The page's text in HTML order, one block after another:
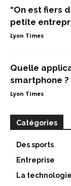
“On est fiers
petite
Lyon Times
Quelle
smartphone
Lyon Times
Catégories
Des sports
Entreprise
La technologie